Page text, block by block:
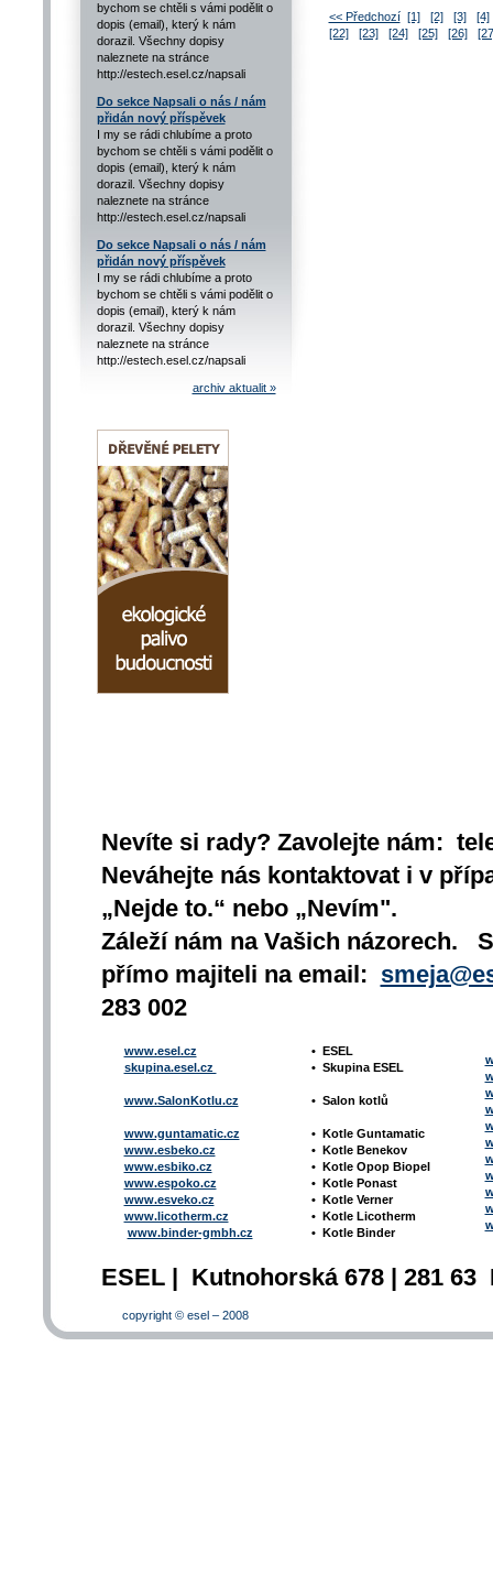
bychom se chtěli s vámi podělit o
dopis (email), který k nám
dorazil. Všechny dopisy
naleznete na stránce
http://estech.esel.cz/napsali
Do sekce Napsali o nás / nám
přidán nový příspěvek
I my se rádi chlubíme a proto
bychom se chtěli s vámi podělit o
dopis (email), který k nám
dorazil. Všechny dopisy
naleznete na stránce
http://estech.esel.cz/napsali
Do sekce Napsali o nás / nám
přidán nový příspěvek
I my se rádi chlubíme a proto
bychom se chtěli s vámi podělit o
dopis (email), který k nám
dorazil. Všechny dopisy
naleznete na stránce
http://estech.esel.cz/napsali
archiv aktualit »
<< Předchozí [1] [2] [3]
[4]
[22]
[23] [24] [25] [26]
Nevíte si rady? Zavolejte nám:
Neváhejte nás kontaktovat i v
„Nejde to.“ nebo „Nevím".
Záleží nám na Vašich názorech.
přímo majiteli na email:
283 002
www.esel.cz
skupina.esel.cz
www.SalonKotlu.cz
www.guntamatic.cz
www.esbeko.cz
www.esbiko.cz
www.espoko.cz
www.esveko.cz
www.licotherm.cz
www.binder-gmbh.cz
• ESEL
• Skupina ESEL
• Salon kotlů
• Kotle Guntamatic
• Kotle Benekov
• Kotle Opop Biopel
• Kotle Ponast
• Kotle Verner
• Kotle Licotherm
• Kotle Binder
ESEL | Kutnohorská 678 | 281
copyright © esel – 2008